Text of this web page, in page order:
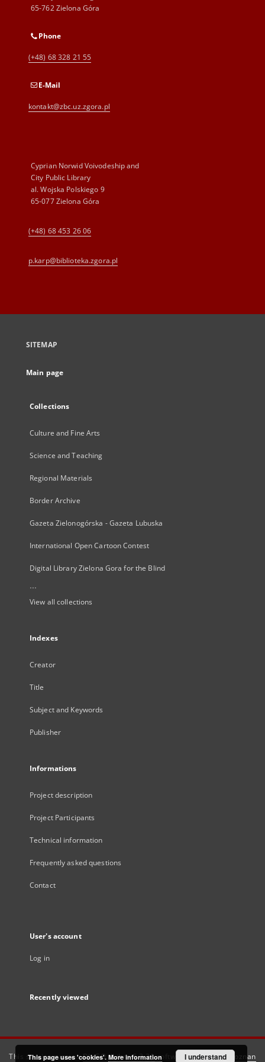
65-762 Zielona Góra
Phone
(+48) 68 328 21 55
E-Mail
kontakt@zbc.uz.zgora.pl
Cyprian Norwid Voivodeship and
City Public Library
al. Wojska Polskiego 9
65-077 Zielona Góra
(+48) 68 453 26 06
p.karp@biblioteka.zgora.pl
SITEMAP
Main page
Collections
Culture and Fine Arts
Science and Teaching
Regional Materials
Border Archive
Gazeta Zielonogórska - Gazeta Lubuska
International Open Cartoon Contest
Digital Library Zielona Gora for the Blind
...
View all collections
Indexes
Creator
Title
Subject and Keywords
Publisher
Informations
Project description
Project Participants
Technical information
Frequently asked questions
Contact
User's account
Log in
Recently viewed
This service runs onDInGO dLibra 6.3.21software created by Poznan
This page uses 'cookies'. More information I understand